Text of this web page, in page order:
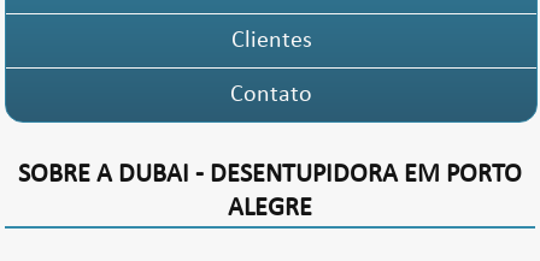
Clientes
Contato
SOBRE A DUBAI - DESENTUPIDORA EM PORTO
ALEGRE